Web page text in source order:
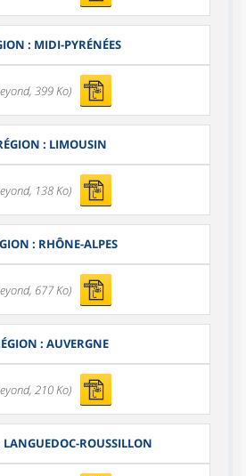
: MIDI-PYRÉNÉES
399 Ko)
: LIMOUSIN
138 Ko)
: RHÔNE-ALPES
677 Ko)
: AUVERGNE
210 Ko)
LANGUEDOC-ROUSSILLON